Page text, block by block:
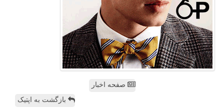
صفحه اخبار
بازگشت به اپتیک